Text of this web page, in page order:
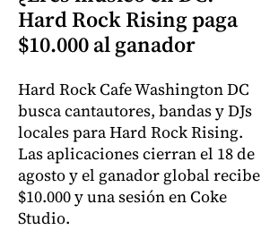
Hard Rock Rising paga
$10.000 al ganador
Hard Rock Cafe Washington DC
busca cantautores, bandas y DJs
locales para Hard Rock Rising.
Las aplicaciones cierran el 18 de
agosto y el ganador global recibe
$10.000 y una sesión en Coke
Studio.